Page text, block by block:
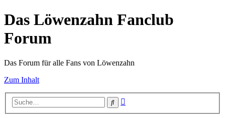
Das Löwenzahn Fanclub
Forum
Das Forum für alle Fans von Löwenzahn
Zum Inhalt
Suche